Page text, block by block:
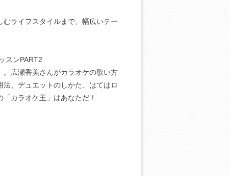
ライフスタイルまで、幅広いテー
スンPART2
広瀬香美さんがカラオケの歌い方
、デュエットのしかた、はてはロ
カラオケ王」はあなただ！